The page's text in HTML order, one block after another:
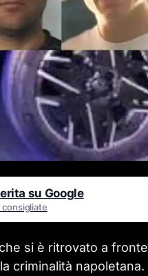
su Google
si è ritrovato a
criminalità